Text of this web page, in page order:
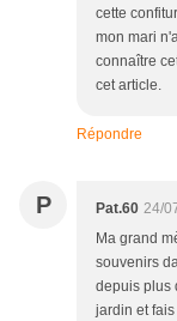
cette
mon mari
connaître
cet article.
Répondre
P Pat.60 24/
Ma grand
souvenirs
depuis plus
jardin et